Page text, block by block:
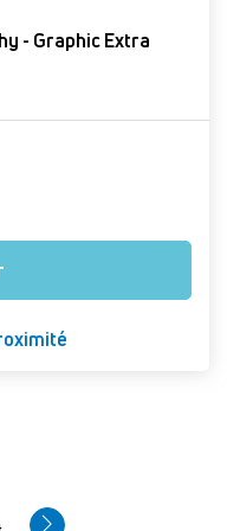
vasque - Delphy - Graphic Extra